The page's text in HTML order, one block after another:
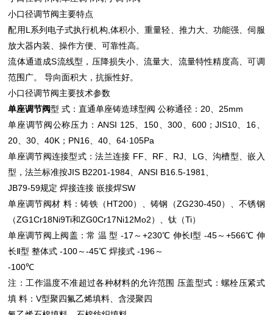
小口径调节阀主要特点
配用L系列电子式执行机构,体积小、重量轻、推力大、功能强、伺服
放大器内装、操作方便、可靠性高。
流体通道成S流线型，压降损失小、流量大、流量特性精度高、可调
范围广。 导向面积大，抗振性好。
小口径调节阀主要技术参数
单座调节阀型 式：直通单座铸造球型阀 公称通径：20、25mm
单座调节阀公称压力：ANSI 125、150、300、600；JIS10、16、
20、30、40K；PN16、40、64·105Pa
单座调节阀连接型式：法兰连接 FF、RF、RJ、LG、沟槽型、嵌入
型，法兰标准按JIS B2201-1984、ANSI B16.5-1981、
JB79-59规定 焊接连接 嵌接焊SW
单座调节阀材 料：铸铁（HT200）、铸钢（ZG230-450）、不锈钢
（ZG1Cr18Ni9Ti和ZG0Cr17Ni12Mo2）、钛（Ti）
单座调节阀 上阀盖：常 温 型 -17～+230℃ 伸长Ⅰ型 -45～+566℃ 伸
长Ⅱ型 整体式 -100～-45℃ 焊接式 -196～
-100℃
注：工作温度不准超过各种材料的允许范围 压盖型式：螺栓压紧式
填 料：V型聚四氟乙烯填料、含浸聚四